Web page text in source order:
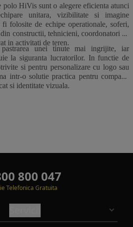
HiVis sunt o alegere eficienta atunci
unitara, vizibilitate si imagine
folosite de echipe operationale, soferi,
constructii, tehnicieni, coordonatori de
in activitati de teren.
unei tinute mai ingrijite, iar
la siguranta lucratorilor. In functie de
si pentru personalizare cu logo sau
intr-o solutie practica pentru companii
si identitate vizuala.
800 047
Telefonica Gratuita